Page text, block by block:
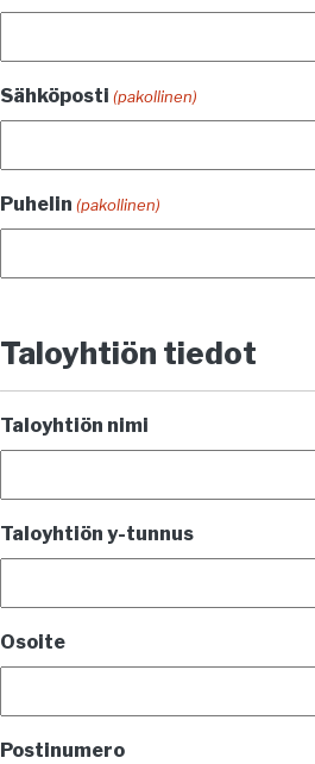
Sähköposti (pakollinen)
Puhelin (pakollinen)
Taloyhtiön tiedot
Taloyhtiön nimi
Taloyhtiön y-tunnus
Osoite
Postinumero